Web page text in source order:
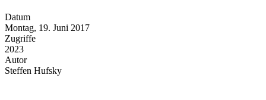
Datum
Montag, 19. Juni 2017
Zugriffe
2023
Autor
Steffen Hufsky